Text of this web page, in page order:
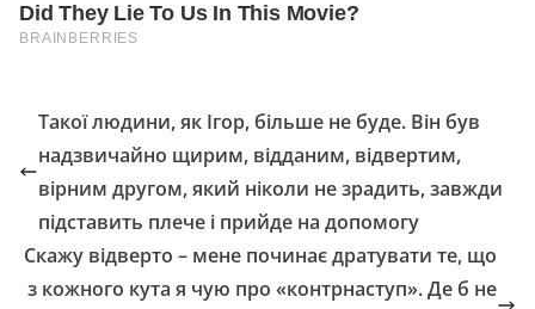
Такої людини, як Ігор, більше не буде. Він був
надзвичайно щирим, відданим, відвертим,
вірним другом, який ніколи не зрадить, завжди
підставить плече і прийде на допомогу
Cкажу відверто – мене починає дратувати те, що
з кожного кута я чую про «контрнаступ». Де б не